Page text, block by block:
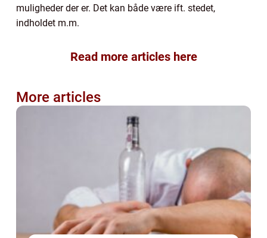
muligheder der er. Det kan både være ift. stedet,
indholdet m.m.
Read more articles here
More articles